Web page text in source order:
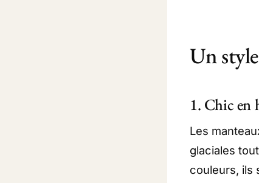
Un
1. Chic en
Les
glaciales
couleurs, ils